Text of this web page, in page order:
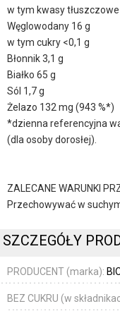
w tym kwasy
Węglowodany 16 g
w tym cukry <0,1 g
Błonnik 3,1 g
Białko 65 g
Sól 1,7 g
Żelazo 132 mg (943 %*)
*dzienna referencyjna
(dla osoby dorosłej).
ZALECANE WARUNKI
Przechowywać w
SZCZEGÓŁY
PRODUCENT (marka):
BEZ CUKRU (w